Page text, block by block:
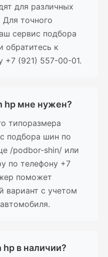
для различных
точного
сервис подбора
к
+7 (921) 557-00-01.
hp мне нужен?
типоразмера
подбора шин по
/podbor-shin/ или
по телефону +7
поможет
вариант с учетом
в наличии?